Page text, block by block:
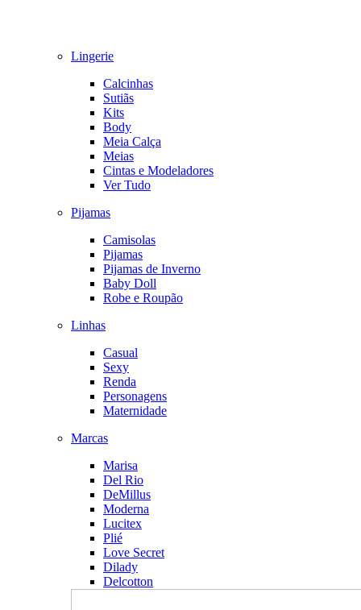
Lingerie
Calcinhas
Sutiãs
Kits
Body
Meia Calça
Meias
Cintas e Modeladores
Ver Tudo
Pijamas
Camisolas
Pijamas
Pijamas de Inverno
Baby Doll
Robe e Roupão
Linhas
Casual
Sexy
Renda
Personagens
Maternidade
Marcas
Marisa
Del Rio
DeMillus
Moderna
Lucitex
Plié
Love Secret
Dilady
Delcotton